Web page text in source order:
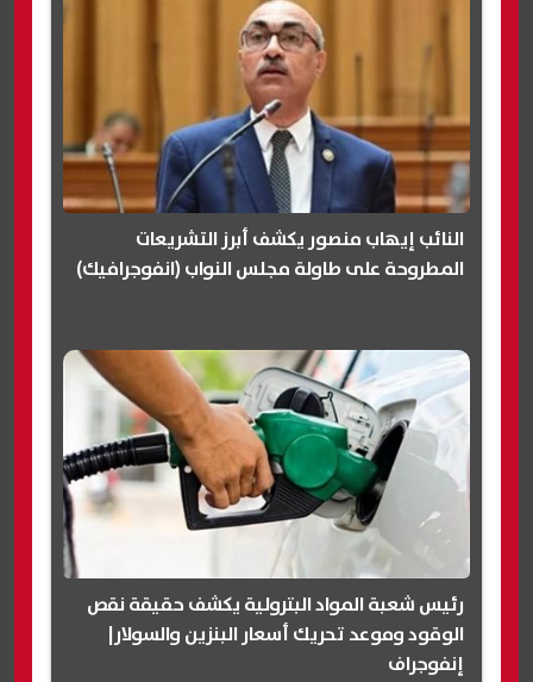
النائب إيهاب منصور يكشف أبرز التشريعات
المطروحة على طاولة مجلس النواب (انفوجرافيك)
رئيس شعبة المواد البترولية يكشف حقيقة نقص
الوقود وموعد تحريك أسعار البنزين والسولار|
إنفوجراف